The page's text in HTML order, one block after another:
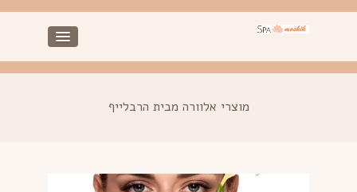
מוצרי אלוורה מבית הרבלייף